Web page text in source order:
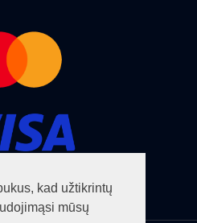
kad užtikrintų
mūsų